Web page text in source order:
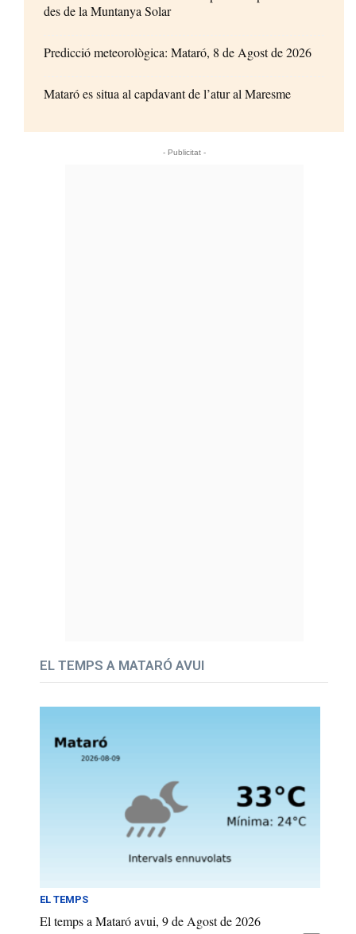
des de la Muntanya Solar
Predicció meteorològica: Mataró, 8 de Agost de 2026
Mataró es situa al capdavant de l’atur al Maresme
- Publicitat -
EL TEMPS A MATARÓ AVUI
EL TEMPS
El temps a Mataró avui, 9 de Agost de 2026